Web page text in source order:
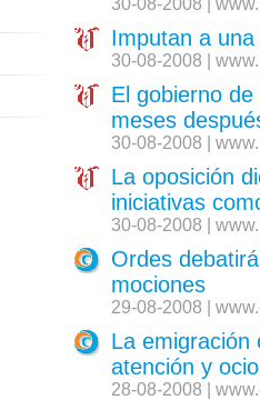
30-08-2008 |
Imputan a
30-08-2008 |
El gobierno
meses
30-08-2008 |
La oposición
iniciativas
30-08-2008 |
Ordes
mociones
29-08-2008 |
La emigración
atención y ocio
28-08-2008 |